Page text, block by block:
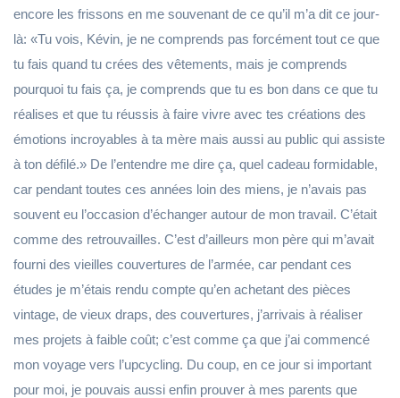
encore les frissons en me souvenant de ce qu’il m’a dit ce jour-
là: «Tu vois, Kévin, je ne comprends pas forcément tout ce que
tu fais quand tu crées des vêtements, mais je comprends
pourquoi tu fais ça, je comprends que tu es bon dans ce que tu
réalises et que tu réussis à faire vivre avec tes créations des
émotions incroyables à ta mère mais aussi au public qui assiste
à ton défilé.» De l’entendre me dire ça, quel cadeau formidable,
car pendant toutes ces années loin des miens, je n’avais pas
souvent eu l’occasion d’échanger autour de mon travail. C’était
comme des retrouvailles. C’est d’ailleurs mon père qui m’avait
fourni des vieilles couvertures de l’armée, car pendant ces
études je m’étais rendu compte qu’en achetant des pièces
vintage, de vieux draps, des couvertures, j’arrivais à réaliser
mes projets à faible coût; c’est comme ça que j’ai commencé
mon voyage vers l’upcycling. Du coup, en ce jour si important
pour moi, je pouvais aussi enfin prouver à mes parents que